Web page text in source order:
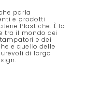
parla
e prodotti
Plastiche. È lo
tra il mondo dei
e dei
e quello delle
di largo